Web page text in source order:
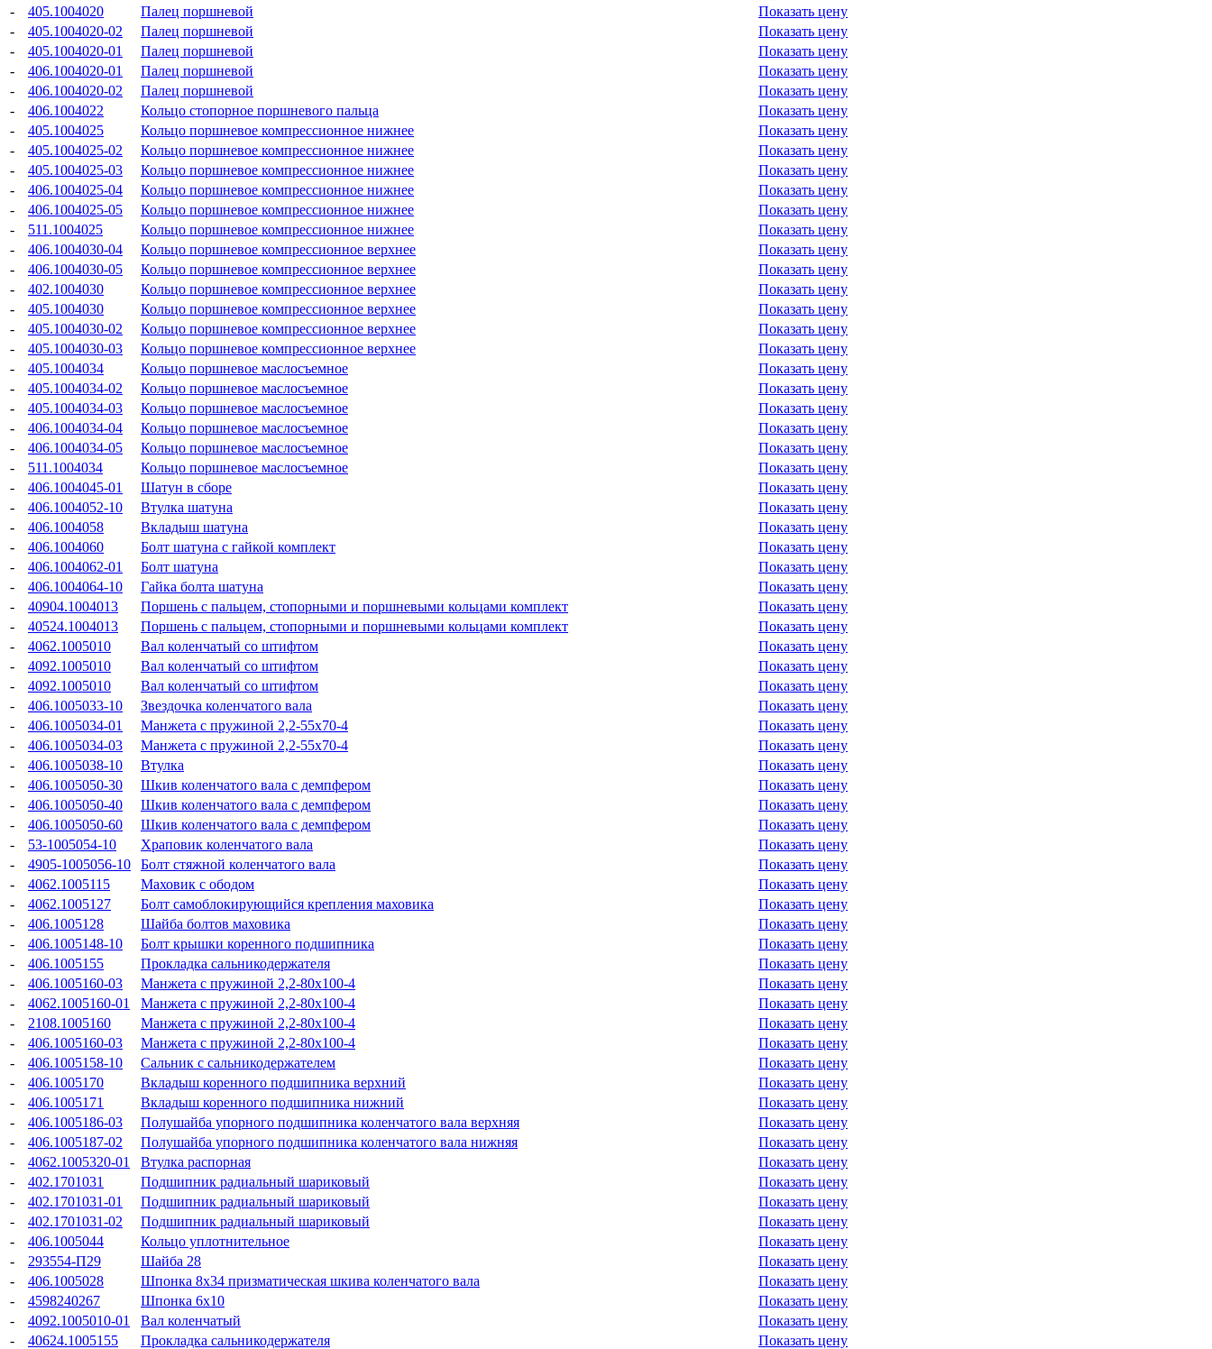
-
405.1004020 Палец поршневой
Показать цену
-
405.1004020-02 Палец поршневой
Показать цену
-
405.1004020-01 Палец поршневой
Показать цену
-
406.1004020-01 Палец поршневой
Показать цену
-
406.1004020-02 Палец поршневой
Показать цену
-
406.1004022 Кольцо стопорное поршневого пальца
Показать цену
-
405.1004025 Кольцо поршневое компрессионное нижнее
Показать цену
-
405.1004025-02 Кольцо поршневое компрессионное нижнее
Показать цену
-
405.1004025-03 Кольцо поршневое компрессионное нижнее
Показать цену
-
406.1004025-04 Кольцо поршневое компрессионное нижнее
Показать цену
-
406.1004025-05 Кольцо поршневое компрессионное нижнее
Показать цену
-
511.1004025 Кольцо поршневое компрессионное нижнее
Показать цену
-
406.1004030-04 Кольцо поршневое компрессионное верхнее
Показать цену
-
406.1004030-05 Кольцо поршневое компрессионное верхнее
Показать цену
-
402.1004030 Кольцо поршневое компрессионное верхнее
Показать цену
-
405.1004030 Кольцо поршневое компрессионное верхнее
Показать цену
-
405.1004030-02 Кольцо поршневое компрессионное верхнее
Показать цену
-
405.1004030-03 Кольцо поршневое компрессионное верхнее
Показать цену
-
405.1004034 Кольцо поршневое маслосъемное
Показать цену
-
405.1004034-02 Кольцо поршневое маслосъемное
Показать цену
-
405.1004034-03 Кольцо поршневое маслосъемное
Показать цену
-
406.1004034-04 Кольцо поршневое маслосъемное
Показать цену
-
406.1004034-05 Кольцо поршневое маслосъемное
Показать цену
-
511.1004034 Кольцо поршневое маслосъемное
Показать цену
-
406.1004045-01 Шатун в сборе
Показать цену
-
406.1004052-10 Втулка шатуна
Показать цену
-
406.1004058 Вкладыш шатуна
Показать цену
-
406.1004060 Болт шатуна с гайкой комплект
Показать цену
-
406.1004062-01 Болт шатуна
Показать цену
-
406.1004064-10 Гайка болта шатуна
Показать цену
-
40904.1004013 Поршень с пальцем, стопорными и поршневыми кольцами комплект
Показать цену
-
40524.1004013 Поршень с пальцем, стопорными и поршневыми кольцами комплект
Показать цену
-
4062.1005010 Вал коленчатый со штифтом
Показать цену
-
4092.1005010 Вал коленчатый со штифтом
Показать цену
-
4092.1005010 Вал коленчатый со штифтом
Показать цену
-
406.1005033-10 Звездочка коленчатого вала
Показать цену
-
406.1005034-01 Манжета с пружиной 2,2-55x70-4
Показать цену
-
406.1005034-03 Манжета с пружиной 2,2-55x70-4
Показать цену
-
406.1005038-10 Втулка
Показать цену
-
406.1005050-30 Шкив коленчатого вала с демпфером
Показать цену
-
406.1005050-40 Шкив коленчатого вала с демпфером
Показать цену
-
406.1005050-60 Шкив коленчатого вала с демпфером
Показать цену
-
53-1005054-10 Храповик коленчатого вала
Показать цену
-
4905-1005056-10 Болт стяжной коленчатого вала
Показать цену
-
4062.1005115 Маховик с ободом
Показать цену
-
4062.1005127 Болт самоблокирующийся крепления маховика
Показать цену
-
406.1005128 Шайба болтов маховика
Показать цену
-
406.1005148-10 Болт крышки коренного подшипника
Показать цену
-
406.1005155 Прокладка сальникодержателя
Показать цену
-
406.1005160-03 Манжета с пружиной 2,2-80x100-4
Показать цену
-
4062.1005160-01 Манжета с пружиной 2,2-80x100-4
Показать цену
-
2108.1005160 Манжета с пружиной 2,2-80x100-4
Показать цену
-
406.1005160-03 Манжета с пружиной 2,2-80x100-4
Показать цену
-
406.1005158-10 Сальник с сальникодержателем
Показать цену
-
406.1005170 Вкладыш коренного подшипника верхний
Показать цену
-
406.1005171 Вкладыш коренного подшипника нижний
Показать цену
-
406.1005186-03 Полушайба упорного подшипника коленчатого вала верхняя
Показать цену
-
406.1005187-02 Полушайба упорного подшипника коленчатого вала нижняя
Показать цену
-
4062.1005320-01 Втулка распорная
Показать цену
-
402.1701031 Подшипник радиальный шариковый
Показать цену
-
402.1701031-01 Подшипник радиальный шариковый
Показать цену
-
402.1701031-02 Подшипник радиальный шариковый
Показать цену
-
406.1005044 Кольцо уплотнительное
Показать цену
-
293554-П29 Шайба 28
Показать цену
-
406.1005028 Шпонка 8x34 призматическая шкива коленчатого вала
Показать цену
-
4598240267 Шпонка 6x10
Показать цену
-
4092.1005010-01 Вал коленчатый
Показать цену
-
40624.1005155 Прокладка сальникодержателя Показать цену